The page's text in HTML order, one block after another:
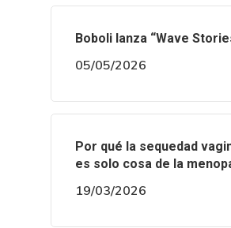
Boboli lanza “Wave
05/05/2026
Por qué la sequedad
es solo cosa de la
19/03/2026